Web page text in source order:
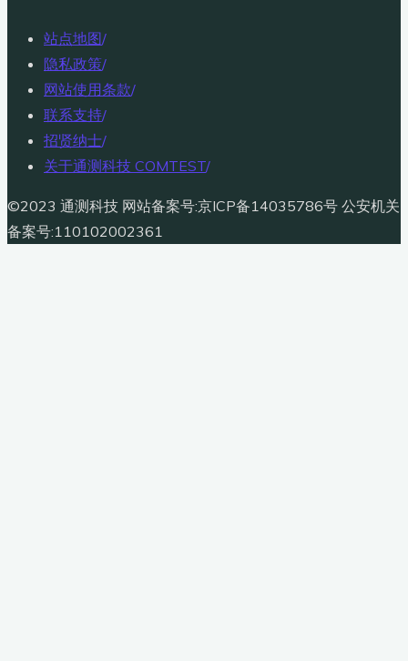
站点地图/
隐私政策/
网站使用条款/
联系支持/
招贤纳士/
关于通测科技 COMTEST/
©2023 通测科技 网站备案号:京ICP备14035786号 公安机关
备案号:110102002361